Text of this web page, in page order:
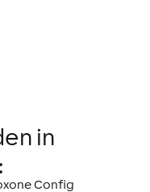
in
Config